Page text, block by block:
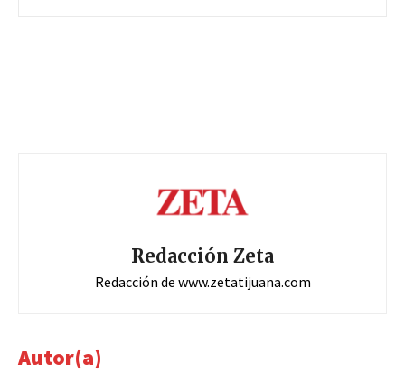
Redacción Zeta
Redacción de www.zetatijuana.com
Autor(a)